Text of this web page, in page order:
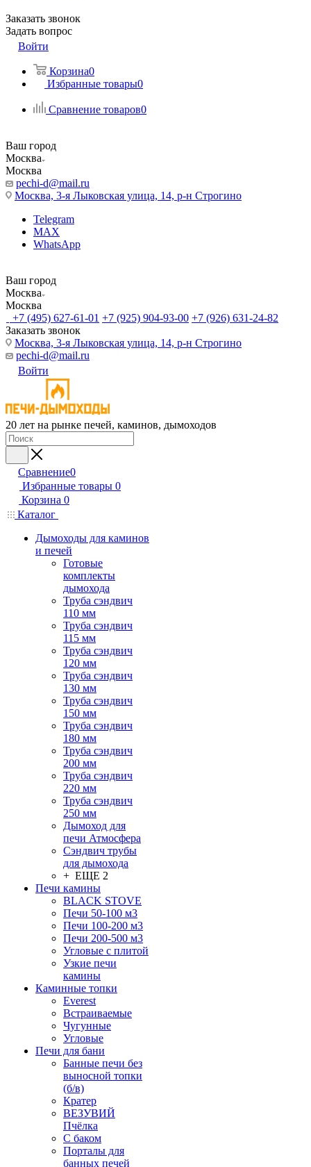
Заказать звонок
Задать вопрос
Войти
Корзина0
Избранные товары0
Сравнение товаров0
Ваш город
Москва
Москва
pechi-d@mail.ru
Москва, 3-я Лыковская улица, 14, р-н Строгино
Telegram
MAX
WhatsApp
Ваш город
Москва
Москва
+7 (495) 627-61-01 +7 (925) 904-93-00 +7 (926) 631-24-82
Заказать звонок
Москва, 3-я Лыковская улица, 14, р-н Строгино
pechi-d@mail.ru
Войти
20 лет на рынке печей, каминов, дымоходов
Сравнение0
Избранные товары 0
Корзина 0
Каталог
Дымоходы для каминов
и печей
Готовые
комплекты
дымохода
Труба сэндвич
110 мм
Труба сэндвич
115 мм
Труба сэндвич
120 мм
Труба сэндвич
130 мм
Труба сэндвич
150 мм
Труба сэндвич
180 мм
Труба сэндвич
200 мм
Труба сэндвич
220 мм
Труба сэндвич
250 мм
Дымоход для
печи Атмосфера
Сэндвич трубы
для дымохода
+ ЕЩЕ 2
Печи камины
BLACK STOVE
Печи 50-100 м3
Печи 100-200 м3
Печи 200-500 м3
Угловые с плитой
Узкие печи
камины
Каминные топки
Everest
Встраиваемые
Чугунные
Угловые
Печи для бани
Банные печи без
выносной топки
(б/в)
Кратер
ВЕЗУВИЙ
Пчёлка
С баком
Порталы для
банных печей